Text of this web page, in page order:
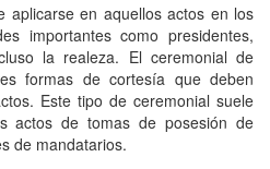
aplicarse en aquellos actos en los
importantes como presidentes,
la realeza. El ceremonial de
formas de cortesía que deben
Este tipo de ceremonial suele
actos de tomas de posesión de
de mandatarios.